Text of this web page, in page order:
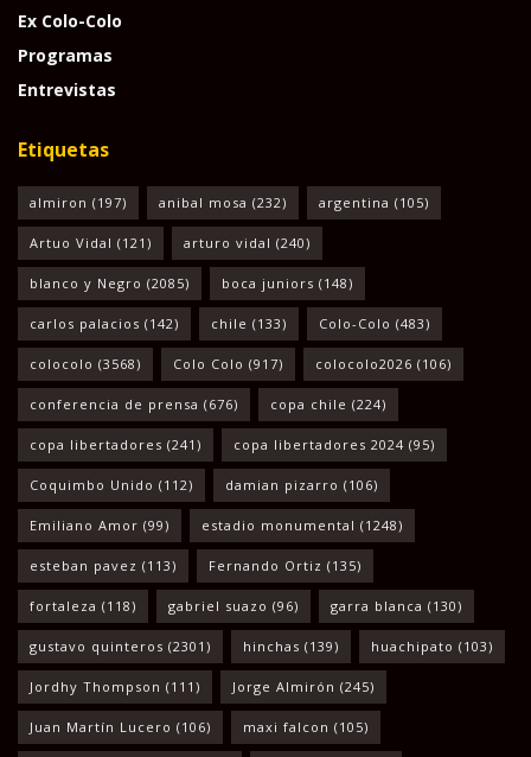
Ex Colo-Colo
Programas
Entrevistas
Etiquetas
almiron (197) anibal mosa (232) argentina (105)
Artuo Vidal (121) arturo vidal (240)
blanco y Negro (2085) boca juniors (148)
carlos palacios (142) chile (133) Colo-Colo (483)
colocolo (3568) Colo Colo (917) colocolo2026 (106)
conferencia de prensa (676) copa chile (224)
copa libertadores (241) copa libertadores 2024 (95)
Coquimbo Unido (112) damian pizarro (106)
Emiliano Amor (99) estadio monumental (1248)
esteban pavez (113) Fernando Ortiz (135)
fortaleza (118) gabriel suazo (96) garra blanca (130)
gustavo quinteros (2301) hinchas (139) huachipato (103)
Jordhy Thompson (111) Jorge Almirón (245)
Juan Martín Lucero (106) maxi falcon (105)